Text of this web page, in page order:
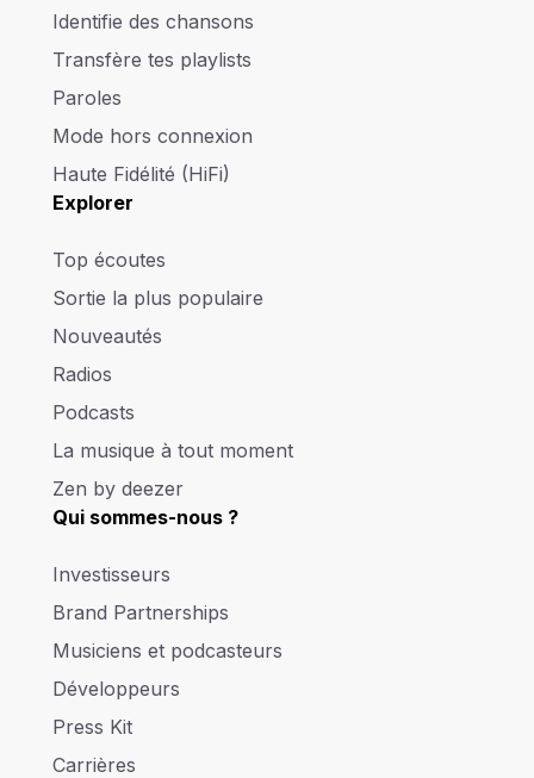
Identifie des chansons
Transfère tes playlists
Paroles
Mode hors connexion
Haute Fidélité (HiFi)
Explorer
Top écoutes
Sortie la plus populaire
Nouveautés
Radios
Podcasts
La musique à tout moment
Zen by deezer
Qui sommes-nous ?
Investisseurs
Brand Partnerships
Musiciens et podcasteurs
Développeurs
Press Kit
Carrières